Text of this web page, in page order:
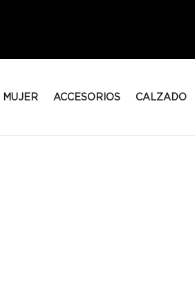
MUJER ACCESORIOS CALZADO